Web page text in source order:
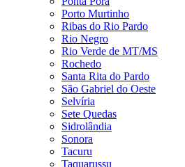
Porto Murtinho
Ribas do Rio Pardo
Rio Negro
Rio Verde de MT/MS
Rochedo
Santa Rita do Pardo
São Gabriel do Oeste
Selvíria
Sete Quedas
Sidrolândia
Sonora
Tacuru
Taquarussu